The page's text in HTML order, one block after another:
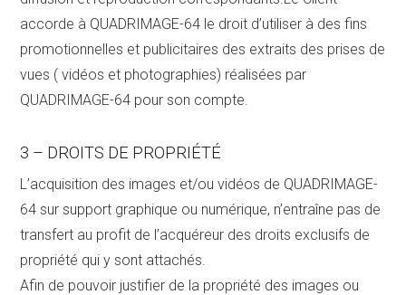
accorde à QUADRIMAGE-64 le droit d’utiliser à des fins
promotionnelles et publicitaires des extraits des prises de
vues ( vidéos et photographies) réalisées par
QUADRIMAGE-64 pour son compte.
3 – DROITS DE PROPRIÉTÉ
L’acquisition des images et/ou vidéos de QUADRIMAGE-
64 sur support graphique ou numérique, n’entraîne pas de
transfert au profit de l’acquéreur des droits exclusifs de
propriété qui y sont attachés.
Afin de pouvoir justifier de la propriété des images ou